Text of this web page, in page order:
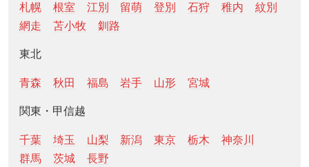
札幌
根室 江別 留萌 登別 石狩 稚内
紋別
網走
苫小牧 釧路
東北
青森 秋田 福島 岩手 山形 宮城
関東・甲信越
千葉 埼玉 山梨 新潟 東京 栃木
神奈川
群馬
茨城 長野